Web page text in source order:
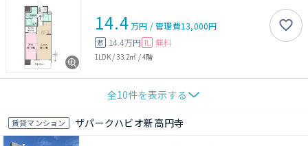
14.4万円 /管理費13,000円
敷 14.4万円 礼 無料
1LDK/33.2㎡ /4階
全10件を表示する
賃貸マンション ザパークハビオ新高円寺